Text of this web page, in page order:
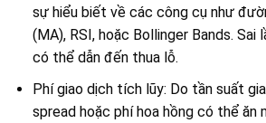
sự hiểu biết về các công cụ như
(MA), RSI, hoặc Bollinger Bands.
có thể dẫn đến thua lỗ.
Phí giao dịch tích lũy: Do tần suất
spread hoặc phí hoa hồng có thể ăn